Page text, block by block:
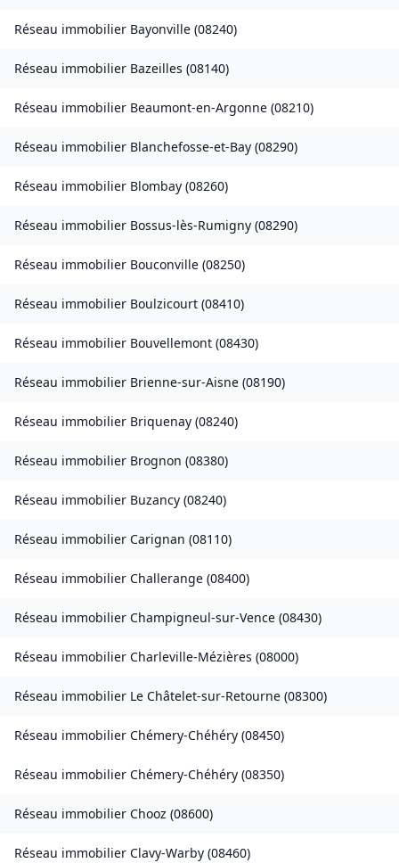
Réseau immobilier Bayonville (08240)
Réseau immobilier Bazeilles (08140)
Réseau immobilier Beaumont-en-Argonne (08210)
Réseau immobilier Blanchefosse-et-Bay (08290)
Réseau immobilier Blombay (08260)
Réseau immobilier Bossus-lès-Rumigny (08290)
Réseau immobilier Bouconville (08250)
Réseau immobilier Boulzicourt (08410)
Réseau immobilier Bouvellemont (08430)
Réseau immobilier Brienne-sur-Aisne (08190)
Réseau immobilier Briquenay (08240)
Réseau immobilier Brognon (08380)
Réseau immobilier Buzancy (08240)
Réseau immobilier Carignan (08110)
Réseau immobilier Challerange (08400)
Réseau immobilier Champigneul-sur-Vence (08430)
Réseau immobilier Charleville-Mézières (08000)
Réseau immobilier Le Châtelet-sur-Retourne (08300)
Réseau immobilier Chémery-Chéhéry (08450)
Réseau immobilier Chémery-Chéhéry (08350)
Réseau immobilier Chooz (08600)
Réseau immobilier Clavy-Warby (08460)